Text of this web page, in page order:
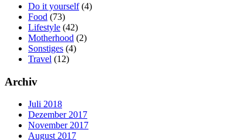
Do it yourself (4)
Food (73)
Lifestyle (42)
Motherhood (2)
Sonstiges (4)
Travel (12)
Archiv
Juli 2018
Dezember 2017
November 2017
August 2017